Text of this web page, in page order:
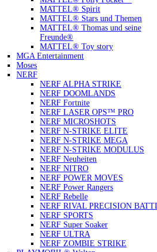
MATTEL® Spirit
MATTEL® Stars und Themen
MATTEL® Thomas und seine
Freunde®
MATTEL® Toy story
MGA Entertainment
Moses
NERF
NERF ALPHA STRIKE
NERF DOOMLANDS
NERF Fortnite
NERF LASER OPS™ PRO
NERF MICROSHOTS
NERF N-STRIKE ELITE
NERF N-STRIKE MEGA
NERF N-STRIKE MODULUS
NERF Neuheiten
NERF NITRO
NERF POWER MOVES
NERF Power Rangers
NERF Rebelle
NERF RIVAL PRECISION
NERF SPORTS
NERF Super Soaker
NERF ULTRA
NERF ZOMBIE STRIKE